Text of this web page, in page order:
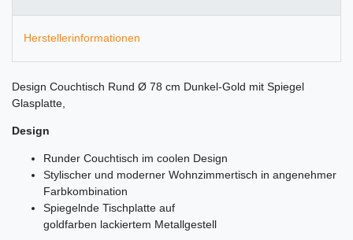
Herstellerinformationen
Design Couchtisch Rund Ø 78 cm Dunkel-Gold mit Spiegel
Glasplatte,
Design
Runder Couchtisch im coolen Design
Stylischer und moderner Wohnzimmertisch in angenehmer
Farbkombination
Spiegelnde Tischplatte auf
goldfarben lackiertem Metallgestell